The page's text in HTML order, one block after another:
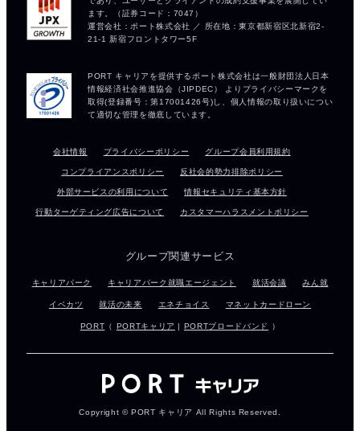
会社情報 プライバシーポリシー グループ会員利用規約
コンプライアンスポリシー 反社会的勢力排除ポリシー
外部サービスの利用について 情報セキュリティ基本方針
行動ターゲティング広告について カスタマーハラスメントポリシー